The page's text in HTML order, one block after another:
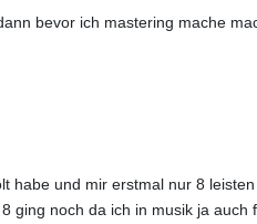
bevor ich mastering mache
habe und mir erstmal nur 8
ging noch da ich in musik ja